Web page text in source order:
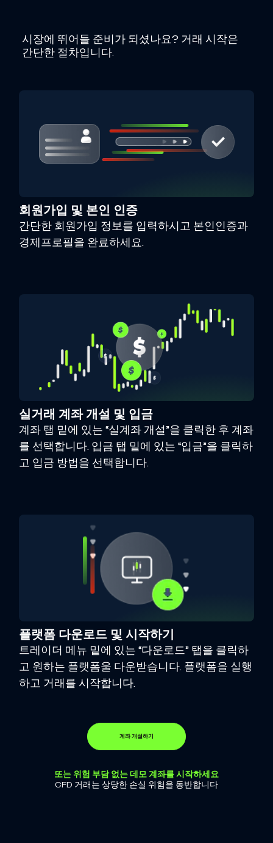
시장에 뛰어들 준비가 되셨나요? 거래 시작은
간단한 절차입니다.
회원가입 및 본인 인증
간단한 회원가입 정보를 입력하시고 본인인증과
경제프로필을 완료하세요.
실거래 계좌 개설 및 입금
계좌 탭 밑에 있는 “실계좌 개설”을 클릭한 후 계좌
를 선택합니다. 입금 탭 밑에 있는 “입금”을 클릭하
고 입금 방법을 선택합니다.
플랫폼 다운로드 및 시작하기
트레이더 메뉴 밑에 있는 “다운로드” 탭을 클릭하
고 원하는 플랫폼울 다운받습니다. 플랫폼을 실행
하고 거래를 시작합니다.
계좌 개설하기
또는 위험 부담 없는 데모 계좌를 시작하세요
CFD 거래는 상당한 손실 위험을 동반합니다